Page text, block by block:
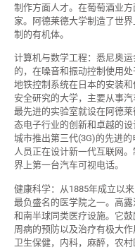
制作方面人才。在葡萄酒业
家。阿德莱德大学制造了世
制的有机体。
计算机与数学工程：悉尼奥
的，在噪音和振动控制使用
地铁控制系统在日本的安装
安全研究的大学，主要从事
最先进的实验室就设在阿德
态电子行业的创新和卓越的
城市推出第三代(3G)的先进
人员正在设计新一代互联网
界上第一台汽车可视电话。
健康科学：从1885年成立以
最负盛名的医学院之一。高
和南半球同类医疗设施。它
周病的预防以及治疗有极大
卫生保健，内科，麻醉，农